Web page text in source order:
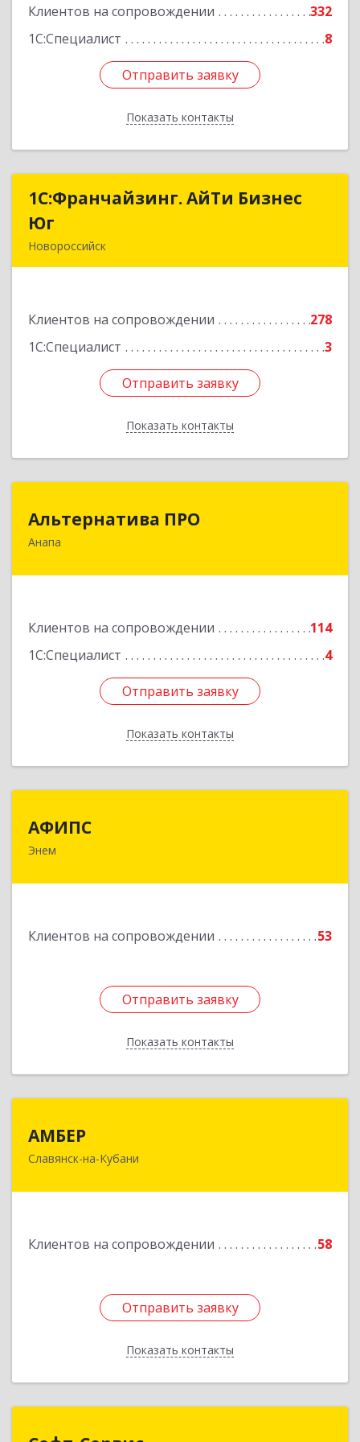
Клиентов на сопровождении
332
1С:Специалист
8
Отправить заявку
Показать контакты
Подробнее
Отправить заявку
Назад
1С:Франчайзинг. АйТи Бизнес
Юг
Новороссийск
Клиентов на сопровождении
278
1С:Специалист
3
Отправить заявку
Показать контакты
1С:Франчайзинг. АйТи Бизнес
Подробнее
Отправить заявку
Назад
Альтернатива ПРО
Анапа
Клиентов на сопровождении
114
1С:Специалист
4
Отправить заявку
Показать контакты
353450, Краснодарский край, Анапский р-н,
Отправить заявку
Назад
АФИПС
Энем
Клиентов на сопровождении 53
Отправить заявку
Показать контакты
385132, Адыгея Респ, Тахтамукайский р-н, Энем
Отправить заявку
Назад
АМБЕР
Славянск-на-Кубани
Клиентов на сопровождении 58
Отправить заявку
Показать контакты
353562, Краснодарский край, Славянский р-н,
Отправить заявку
Назад